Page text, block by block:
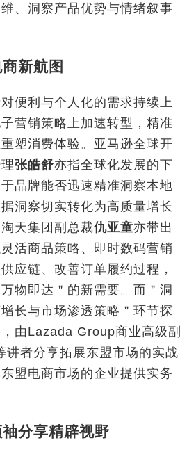
、洞察产品优势与情绪叙事
新航图
便利与个人化的需求持续上
营销策略上加速转型，精准
塑消费体验。亚马逊全球开
张皓舒亦指全球化发展的下
品牌能否迅速精准洞察本地
洞察切实转化为高质量增长
天集团副总裁仇亚童亦带出
活商品策略、即时数码营销
应链、改善订单履约过程，
物即达＂的新需要。而＂洞
长与市场渗透策略＂环节探
由Lazada Group商业高级副
讲者分享拓展东盟市场的实战
盟电商市场的企业提供实务
分享精辟视野